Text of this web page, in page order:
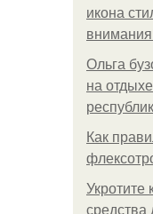
икона
Ольга
на
Как
Укротите
средства